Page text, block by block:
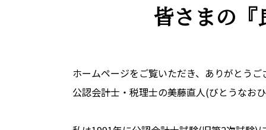
皆さまの
ホームページをご覧いただき、ありがとうご
公認会計士・税理士の美藤直人(びとうなお